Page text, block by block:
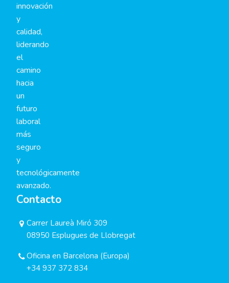
innovación
y
calidad,
liderando
el
camino
hacia
un
futuro
laboral
más
seguro
y
tecnológicamente
avanzado.
Contacto
Carrer Laureà Miró 309
08950 Esplugues de Llobregat
Oficina en Barcelona (Europa)
+34 937 372 834